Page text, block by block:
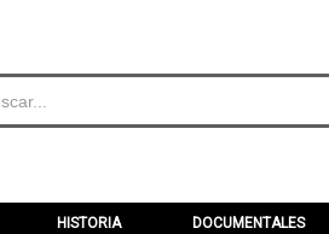
HISTORIA DOCUMENTALES